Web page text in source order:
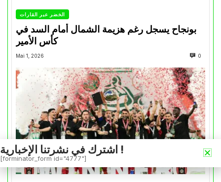
الخضر عبر القارات
بونجاح يسجل رغم هزيمة الشمال أمام السد في
كأس الأمير
Mai 1, 2026 0
اشترك في نشرتنا الإخبارية !
[forminator_form id="4777"]